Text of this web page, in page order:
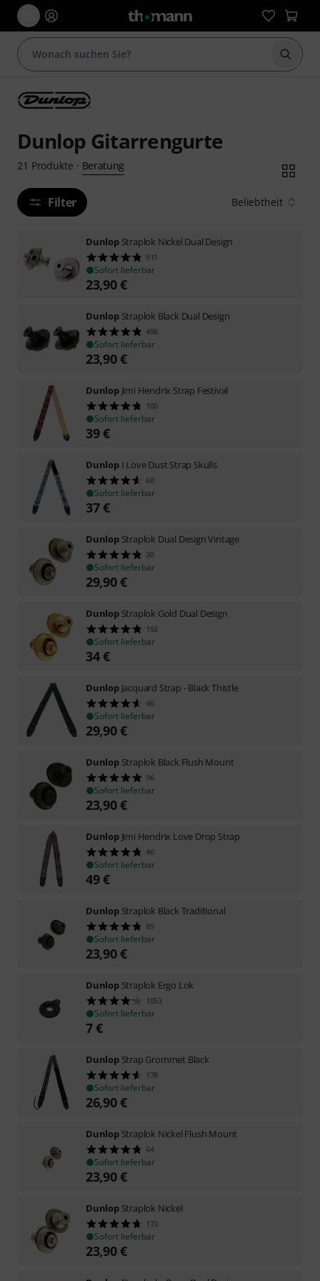
Suche
Dunlop Gitarrengurte
21 Produkte · Beratung
Filter Beliebtheit
Dunlop Straplok Nickel Dual Design
911
Sofort lieferbar
23,90€
Dunlop Straplok Black Dual Design
496
Sofort lieferbar
23,90€
Dunlop Jimi Hendrix Strap Festival
100
Sofort lieferbar
39€
Dunlop I Love Dust Strap Skulls
68
Sofort lieferbar
37€
Dunlop Straplok Dual Design Vintage
30
Sofort lieferbar
29,90€
Dunlop Straplok Gold Dual Design
153
Sofort lieferbar
34€
Dunlop Jacquard Strap - Black Thistle
46
Sofort lieferbar
29,90€
Dunlop Straplok Black Flush Mount
96
Sofort lieferbar
23,90€
Dunlop Jimi Hendrix Love Drop Strap
46
Sofort lieferbar
49€
Dunlop Straplok Black Traditional
89
Sofort lieferbar
23,90€
Dunlop Straplok Ergo Lok
1053
Sofort lieferbar
7€
Dunlop Strap Grommet Black
178
Sofort lieferbar
26,90€
Dunlop Straplok Nickel Flush Mount
64
Sofort lieferbar
23,90€
Dunlop Straplok Nickel
173
Sofort lieferbar
23,90€